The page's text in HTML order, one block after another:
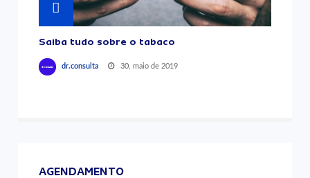
Saiba tudo sobre o tabaco
dr.consulta 30, maio de 2019
AGENDAMENTO